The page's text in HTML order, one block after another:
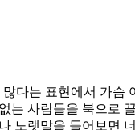
는 표현에서 가슴
사람들을 북으로
노랫말을 들어보면